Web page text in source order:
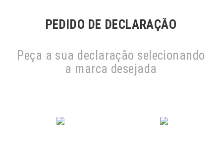
PEDIDO DE DECLARAÇÃO
Peça a sua declaração selecionando
a marca desejada